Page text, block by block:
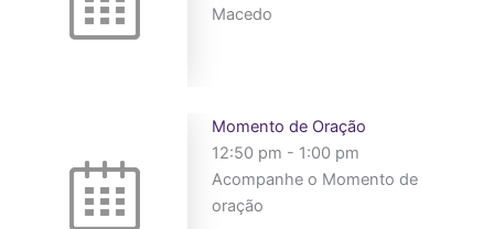
Macedo
Momento de Oração
12:50 pm - 1:00 pm
Acompanhe o Momento de
oração